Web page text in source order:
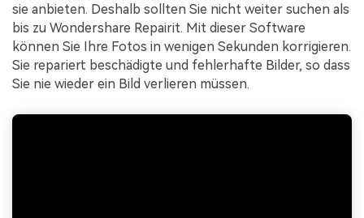
sie anbieten. Deshalb sollten Sie nicht weiter suchen als
bis zu Wondershare Repairit. Mit dieser Software
können Sie Ihre Fotos in wenigen Sekunden korrigieren.
Sie repariert beschädigte und fehlerhafte Bilder, so dass
Sie nie wieder ein Bild verlieren müssen.